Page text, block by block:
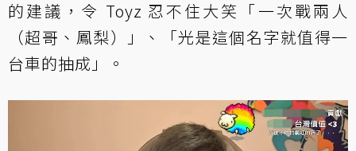
的建議，令 Toyz 忍不住大笑「一次戰兩人
（超哥、鳳梨）」、「光是這個名字就值得一
台車的抽成」。